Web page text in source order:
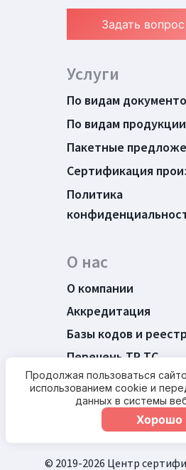
Задать вопрос
Услуги
По видам
По видам продукции
Пакетные
Сертификация
Политика
О нас
О компании
Аккредитация
Базы кодов и
Перечень ТР ТС
Новости
Контакты
© 2019-2026 Центр
Продолжая пользоваться
использованием cookie и
данных в системы
Хорошо